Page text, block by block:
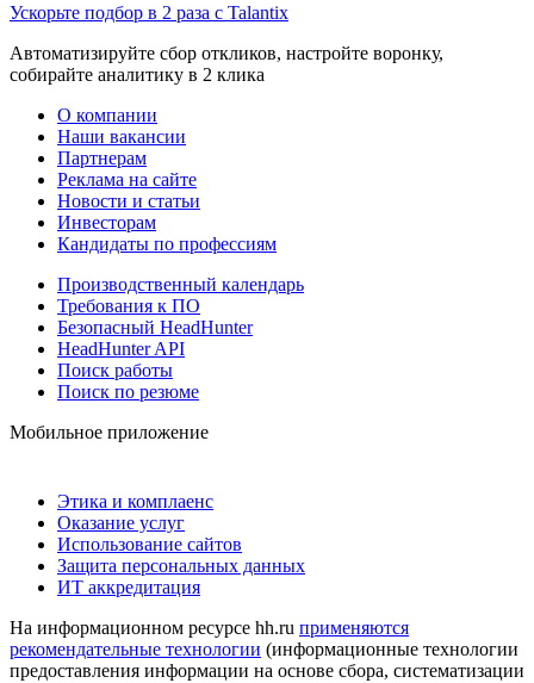
Ускорьте подбор в 2 раза с Talantix
Автоматизируйте сбор откликов, настройте воронку,
собирайте аналитику в 2 клика
О компании
Наши вакансии
Партнерам
Реклама на сайте
Новости и статьи
Инвесторам
Кандидаты по профессиям
Производственный календарь
Требования к ПО
Безопасный HeadHunter
HeadHunter API
Поиск работы
Поиск по резюме
Мобильное приложение
Этика и комплаенс
Оказание услуг
Использование сайтов
Защита персональных данных
ИТ аккредитация
На информационном ресурсе hh.ru применяются
рекомендательные технологии (информационные технологии
предоставления информации на основе сбора, систематизации